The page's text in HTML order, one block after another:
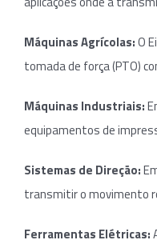
Máquinas Agrícolas:O
tomada de força (PTO)
Máquinas Industriais:
equipamentos de
Sistemas de Direção:
transmitir o movimento
Ferramentas Elétricas: